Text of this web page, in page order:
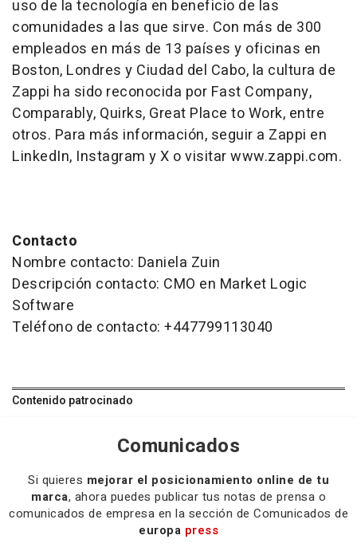
uso de la tecnología en beneficio de las
comunidades a las que sirve. Con más de 300
empleados en más de 13 países y oficinas en
Boston, Londres y Ciudad del Cabo, la cultura de
Zappi ha sido reconocida por Fast Company,
Comparably, Quirks, Great Place to Work, entre
otros. Para más información, seguir a Zappi en
LinkedIn, Instagram y X o visitar www.zappi.com.
Contacto
Nombre contacto: Daniela Zuin
Descripción contacto: CMO en Market Logic
Software
Teléfono de contacto: +447799113040
Contenido patrocinado
Comunicados
Si quieres mejorar el posicionamiento online de tu
marca, ahora puedes publicar tus notas de prensa o
comunicados de empresa en la sección de Comunicados de
europa press